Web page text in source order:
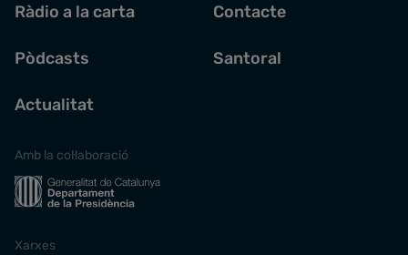
Ràdio a la carta
Pòdcasts
Actualitat
Contacte
Santoral
Amb la col·laboració
Xarxes